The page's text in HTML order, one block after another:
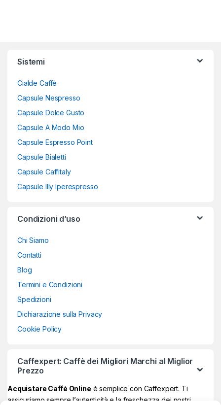
Sistemi
Cialde Caffè
Capsule Nespresso
Capsule Dolce Gusto
Capsule A Modo Mio
Capsule Espresso Point
Capsule Bialetti
Capsule Caffitaly
Capsule Illy Iperespresso
Condizioni d’uso
Chi Siamo
Contatti
Blog
Termini e Condizioni
Spedizioni
Dichiarazione sulla Privacy
Cookie Policy
Caffexpert: Caffè dei Migliori Marchi al Miglior
Prezzo
Acquistare Caffè Online è semplice con Caffexpert. Ti
assicuriamo sempre l’autenticità e la freschezza dei nostri